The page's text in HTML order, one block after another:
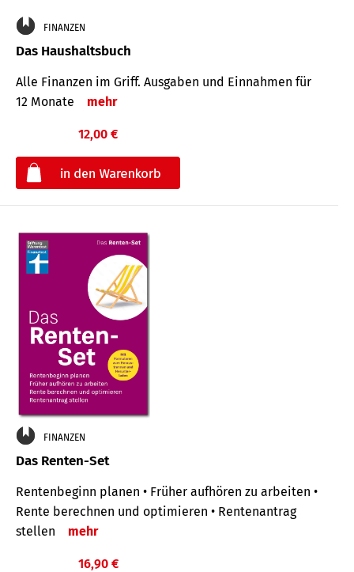
FINANZEN
Das Haushaltsbuch
Alle Finanzen im Griff. Aus­gaben und Ein­nahmen für
12 Monate
mehr
12,00 €
FINANZEN
Das Renten-Set
Rentenbeginn planen • Früher aufhören zu arbeiten •
Rente berechnen und optimieren • Rentenantrag
stellen
mehr
16,90 €